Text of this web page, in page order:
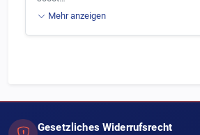
Mehr anzeigen
Gesetzliches Widerrufsrecht